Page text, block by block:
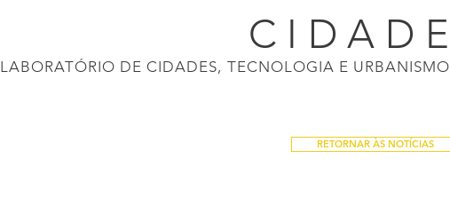
CIDADE
LABORATÓRIO DE CIDADES, TECNOLOGIA E URBANISMO
RETORNAR ÀS NOTÍCIAS